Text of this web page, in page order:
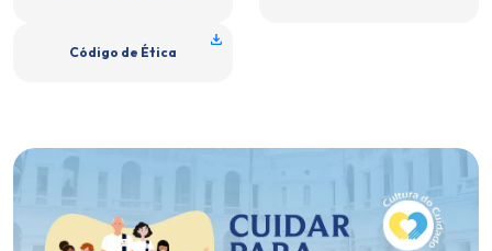
Código de Ética